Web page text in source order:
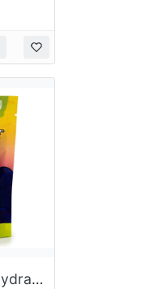
Re-Lyte Kids Hydration Sample Pack (6 ct.)